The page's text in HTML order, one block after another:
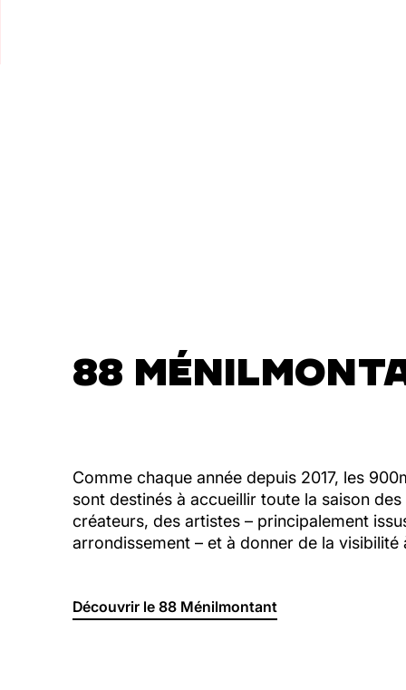
88
Comme chaque année depuis 2017, les
sont destinés à accueillir toute la saison
créateurs, des artistes – principalement
arrondissement – et à donner de la visibilité
Découvrir le 88 Ménilmontant